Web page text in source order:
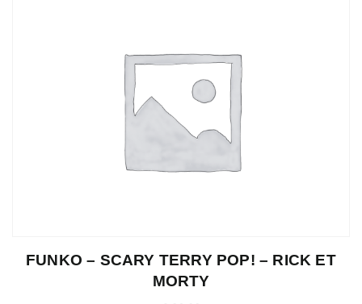
FUNKO – SCARY TERRY POP! – RICK ET
MORTY